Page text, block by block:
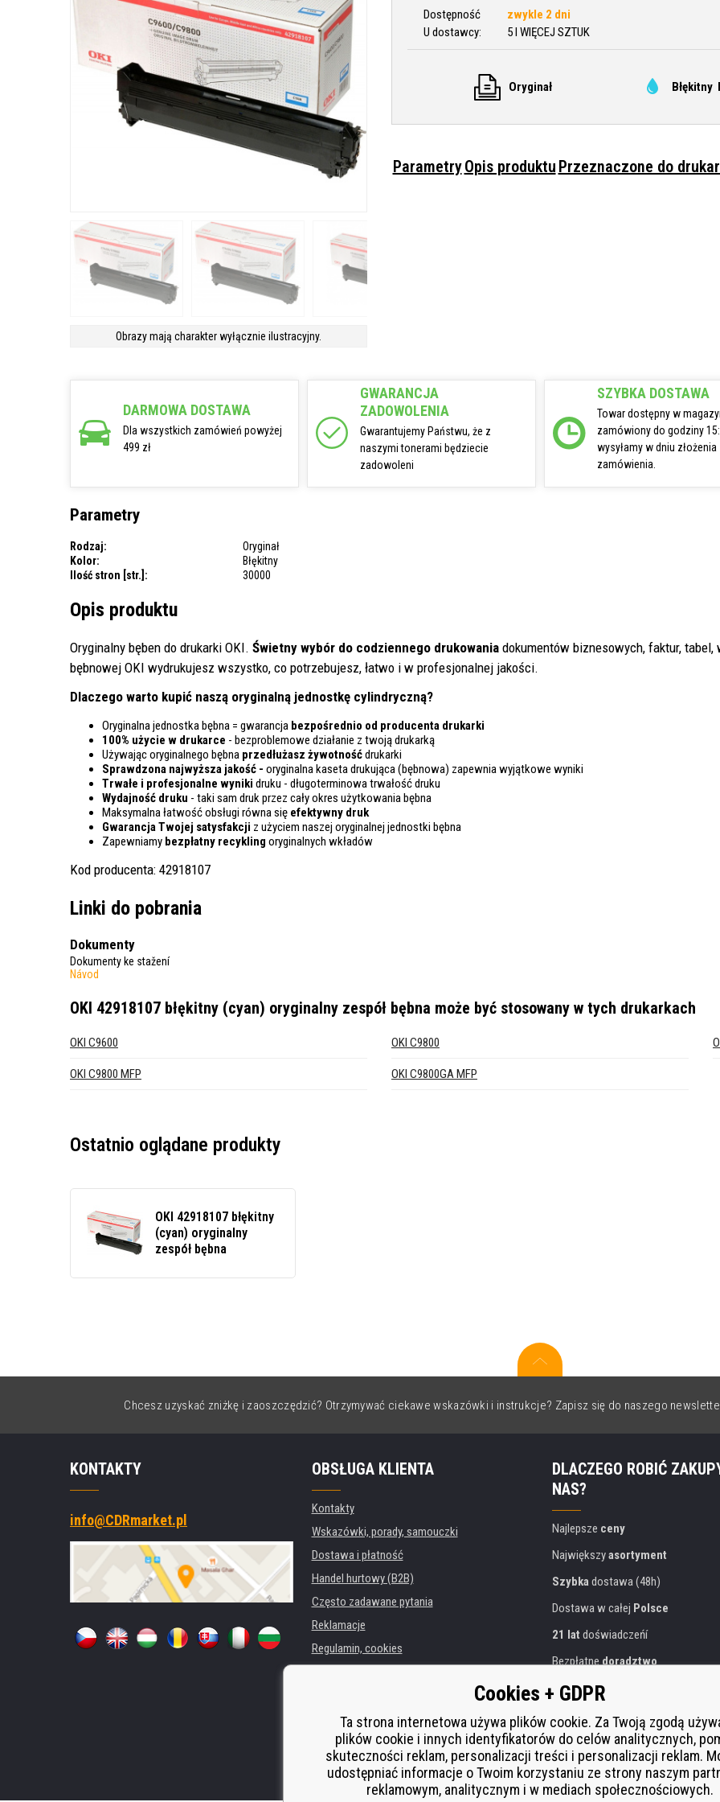
Obrazy mają charakter wyłącznie ilustracyjny.
Dostępność
zwykle 2 dni
U dostawcy:
5 I WIĘCEJ SZTUK
Oryginał Błękitny
ParametryOpis produktu Przeznaczone do
DARMOWA DOSTAWA
Dla wszystkich zamówień powyżej
499 zł
GWARANCJA
ZADOWOLENIA
Gwarantujemy Państwu, że z
naszymi tonerami będziecie
zadowoleni
SZYBKA DOSTAWA
Towar dostępny w
zamówiony do godziny
wysyłamy w dniu złożenia
zamówienia.
Parametry
Rodzaj:
Oryginał
Kolor:
Błękitny
Ilość stron [str.]:
30000
Opis produktu
Oryginalny bęben do drukarki OKI. Świetny wybór do codziennego drukowania dokumentów biznesowych, faktur,
bębnowej OKI wydrukujesz wszystko, co potrzebujesz, łatwo i w profesjonalnej jakości.
Dlaczego warto kupić naszą oryginalną jednostkę cylindryczną?
Oryginalna jednostka bębna = gwarancja bezpośrednio od producenta drukarki
100% użycie w drukarce - bezproblemowe działanie z twoją drukarką
Używając oryginalnego bębna przedłużasz żywotnośćdrukarki
Sprawdzona najwyższa jakość - oryginalna kaseta drukująca (bębnowa) zapewnia wyjątkowe wyniki
Trwałe i profesjonalne wyniki druku - długoterminowa trwałość druku
Wydajność druku - taki sam druk przez cały okres użytkowania bębna
Maksymalna łatwość obsługi równa się efektywny druk
Gwarancja Twojej satysfakcji z użyciem naszej oryginalnej jednostki bębna
Zapewniamy bezpłatny recykling oryginalnych wkładów
Kod producenta: 42918107
Linki do pobrania
Dokumenty
Dokumenty ke stažení
Návod
OKI 42918107 błękitny (cyan) oryginalny zespół bębna może być stosowany w tych drukarkach
OKI C9600 OKI C9800
OKI C9800 MFP OKI C9800GA MFP
Ostatnio oglądane produkty
OKI 42918107 błękitny
(cyan) oryginalny
zespół bębna
Chcesz uzyskać zniżkę i zaoszczędzić? Otrzymywać ciekawe wskazówki i instrukcje? Zapisz się do naszego
KONTAKTY
info@CDRmarket.pl
OBSŁUGA KLIENTA
Kontakty
Wskazówki, porady, samouczki
Dostawa i płatność
Handel hurtowy (B2B)
Często zadawane pytania
Reklamacje
Regulamin, cookies
Wynajem drukarek
Wydajność zastępcza
Odstoupení od smlouvy
DLACZEGO ROBIĆ
NAS?
Najlepsze ceny
Największyasortyment
Szybkadostawa (48h)
Dostawa w całej Polsce
21 lat doświadczeńí
Bezpłatnedoradztwo
Przyjazne podejście
Złoty certyfikat
Heureka
Bezpiecznepłatności online
Cookies + GDPR
Ta strona internetowa używa plików cookie. Za Twoją zgodą
plików cookie i innych identyfikatorów do celów analitycznych,
skuteczności reklam, personalizacji treści i personalizacji reklam.
udostępniać informacje o Twoim korzystaniu ze strony naszym
reklamowym, analitycznym i w mediach społecznościowych.